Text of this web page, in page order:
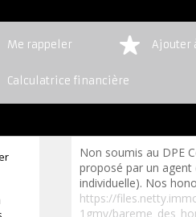
Me rappeler Ajouter
Calculatrice financière
Non soumis au DPE
proposé par un agent
individuelle). Nos
https://
1gmv/